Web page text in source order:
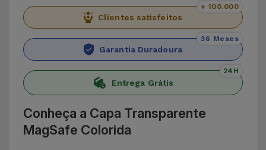
Clientes satisfeitos
+ 100.000
Garantia Duradoura
36 Meses
Entrega Grátis
24H
Conheça a Capa Transparente
MagSafe Colorida